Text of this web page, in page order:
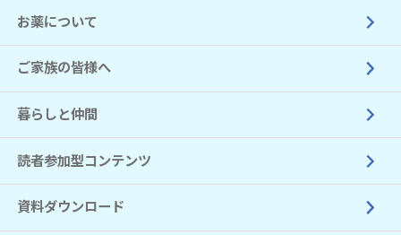
お薬について
ご家族の皆様へ
暮らしと仲間
読者参加型コンテンツ
資料ダウンロード